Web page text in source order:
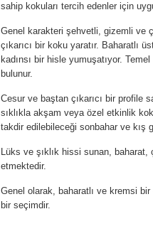
sahip kokuları tercih edenler için
Genel karakteri şehvetli, gizemli ve
çıkarıcı bir koku yaratır. Baharatlı
kadınsı bir hisle yumuşatıyor.
bulunur.
Cesur ve baştan çıkarıcı bir profile
sıklıkla akşam veya özel etkinlik
takdir edilebileceği sonbahar ve kış
Lüks ve şıklık hissi sunan, baharat,
etmektedir.
Genel olarak, baharatlı ve kremsi
bir seçimdir.